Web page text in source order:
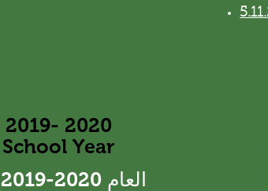
​2019- 2020
School Year
​2019-2020 العام